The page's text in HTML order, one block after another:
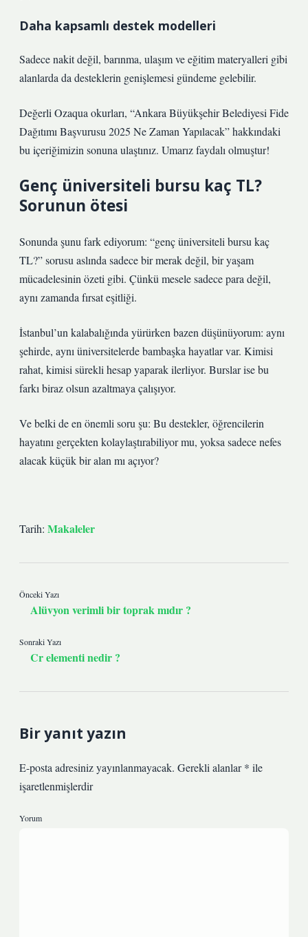
Daha kapsamlı destek modelleri
Sadece nakit değil, barınma, ulaşım ve eğitim materyalleri gibi
alanlarda da desteklerin genişlemesi gündeme gelebilir.
Değerli Ozaqua okurları, “Ankara Büyükşehir Belediyesi Fide
Dağıtımı Başvurusu 2025 Ne Zaman Yapılacak” hakkındaki
bu içeriğimizin sonuna ulaştınız. Umarız faydalı olmuştur!
Genç üniversiteli bursu kaç TL?
Sorunun ötesi
Sonunda şunu fark ediyorum: “genç üniversiteli bursu kaç
TL?” sorusu aslında sadece bir merak değil, bir yaşam
mücadelesinin özeti gibi. Çünkü mesele sadece para değil,
aynı zamanda fırsat eşitliği.
İstanbul’un kalabalığında yürürken bazen düşünüyorum: aynı
şehirde, aynı üniversitelerde bambaşka hayatlar var. Kimisi
rahat, kimisi sürekli hesap yaparak ilerliyor. Burslar ise bu
farkı biraz olsun azaltmaya çalışıyor.
Ve belki de en önemli soru şu: Bu destekler, öğrencilerin
hayatını gerçekten kolaylaştırabiliyor mu, yoksa sadece nefes
alacak küçük bir alan mı açıyor?
Tarih: Makaleler
Önceki Yazı
Alüvyon verimli bir toprak mıdır ?
Sonraki Yazı
Cr elementi nedir ?
Bir yanıt yazın
E-posta adresiniz yayınlanmayacak. Gerekli alanlar* ile
işaretlenmişlerdir
Yorum